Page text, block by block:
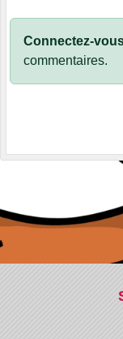
Connectez-
commentaires.